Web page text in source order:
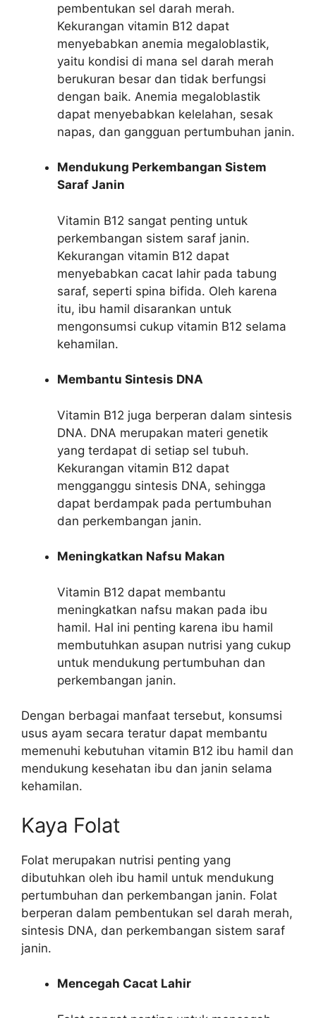
pembentukan sel darah merah.
Kekurangan vitamin B12 dapat
menyebabkan anemia megaloblastik,
yaitu kondisi di mana sel darah merah
berukuran besar dan tidak berfungsi
dengan baik. Anemia megaloblastik
dapat menyebabkan kelelahan, sesak
napas, dan gangguan pertumbuhan janin.
Mendukung Perkembangan Sistem
Saraf Janin
Vitamin B12 sangat penting untuk
perkembangan sistem saraf janin.
Kekurangan vitamin B12 dapat
menyebabkan cacat lahir pada tabung
saraf, seperti spina bifida. Oleh karena
itu, ibu hamil disarankan untuk
mengonsumsi cukup vitamin B12 selama
kehamilan.
Membantu Sintesis DNA
Vitamin B12 juga berperan dalam sintesis
DNA. DNA merupakan materi genetik
yang terdapat di setiap sel tubuh.
Kekurangan vitamin B12 dapat
mengganggu sintesis DNA, sehingga
dapat berdampak pada pertumbuhan
dan perkembangan janin.
Meningkatkan Nafsu Makan
Vitamin B12 dapat membantu
meningkatkan nafsu makan pada ibu
hamil. Hal ini penting karena ibu hamil
membutuhkan asupan nutrisi yang cukup
untuk mendukung pertumbuhan dan
perkembangan janin.
Dengan berbagai manfaat tersebut, konsumsi
usus ayam secara teratur dapat membantu
memenuhi kebutuhan vitamin B12 ibu hamil dan
mendukung kesehatan ibu dan janin selama
kehamilan.
Kaya Folat
Folat merupakan nutrisi penting yang
dibutuhkan oleh ibu hamil untuk mendukung
pertumbuhan dan perkembangan janin. Folat
berperan dalam pembentukan sel darah merah,
sintesis DNA, dan perkembangan sistem saraf
janin.
Mencegah Cacat Lahir